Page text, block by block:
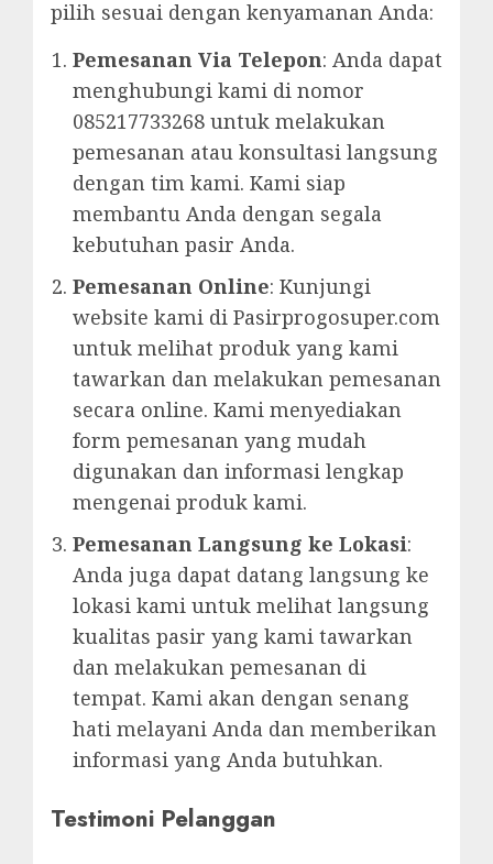
pilih sesuai dengan kenyamanan Anda:
Pemesanan Via Telepon: Anda dapat
menghubungi kami di nomor
085217733268 untuk melakukan
pemesanan atau konsultasi langsung
dengan tim kami. Kami siap
membantu Anda dengan segala
kebutuhan pasir Anda.
Pemesanan Online: Kunjungi
website kami di Pasirprogosuper.com
untuk melihat produk yang kami
tawarkan dan melakukan pemesanan
secara online. Kami menyediakan
form pemesanan yang mudah
digunakan dan informasi lengkap
mengenai produk kami.
Pemesanan Langsung ke Lokasi:
Anda juga dapat datang langsung ke
lokasi kami untuk melihat langsung
kualitas pasir yang kami tawarkan
dan melakukan pemesanan di
tempat. Kami akan dengan senang
hati melayani Anda dan memberikan
informasi yang Anda butuhkan.
Testimoni Pelanggan